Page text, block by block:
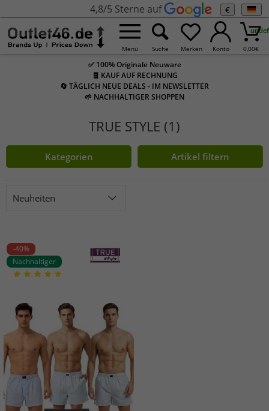
4,8/5 Sterne auf €
Menü Suche Merken Konto 0,00€
✅ 100% Originale Neuware
🧾 KAUF AUF RECHNUNG
🔄 TÄGLICH NEUE DEALS - IM NEWSLETTER
🌱 NACHHALTIGER SHOPPEN
TRUE STYLE (1)
Kategorien Artikel filtern
Neuheiten
-40%
Nachhaltiger